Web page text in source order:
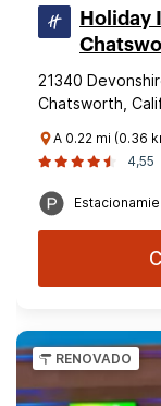
Holiday
21340
Chatsworth,
A 0.22 mi (0.36
4,55
RENOVADO